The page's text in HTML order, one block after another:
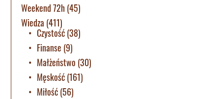
Weekend 72h(45)
Wiedza (411)
Czystość(38)
Finanse (9)
Małżeństwo (30)
Męskość(161)
Miłość(56)